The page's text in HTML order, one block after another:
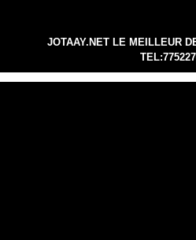
JOTAAY.NET LE MEILLEUR